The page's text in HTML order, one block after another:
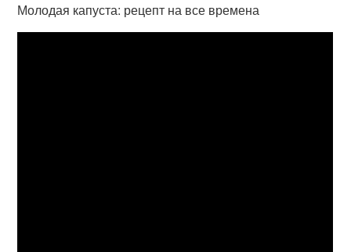
Молодая капуста: рецепт на все времена